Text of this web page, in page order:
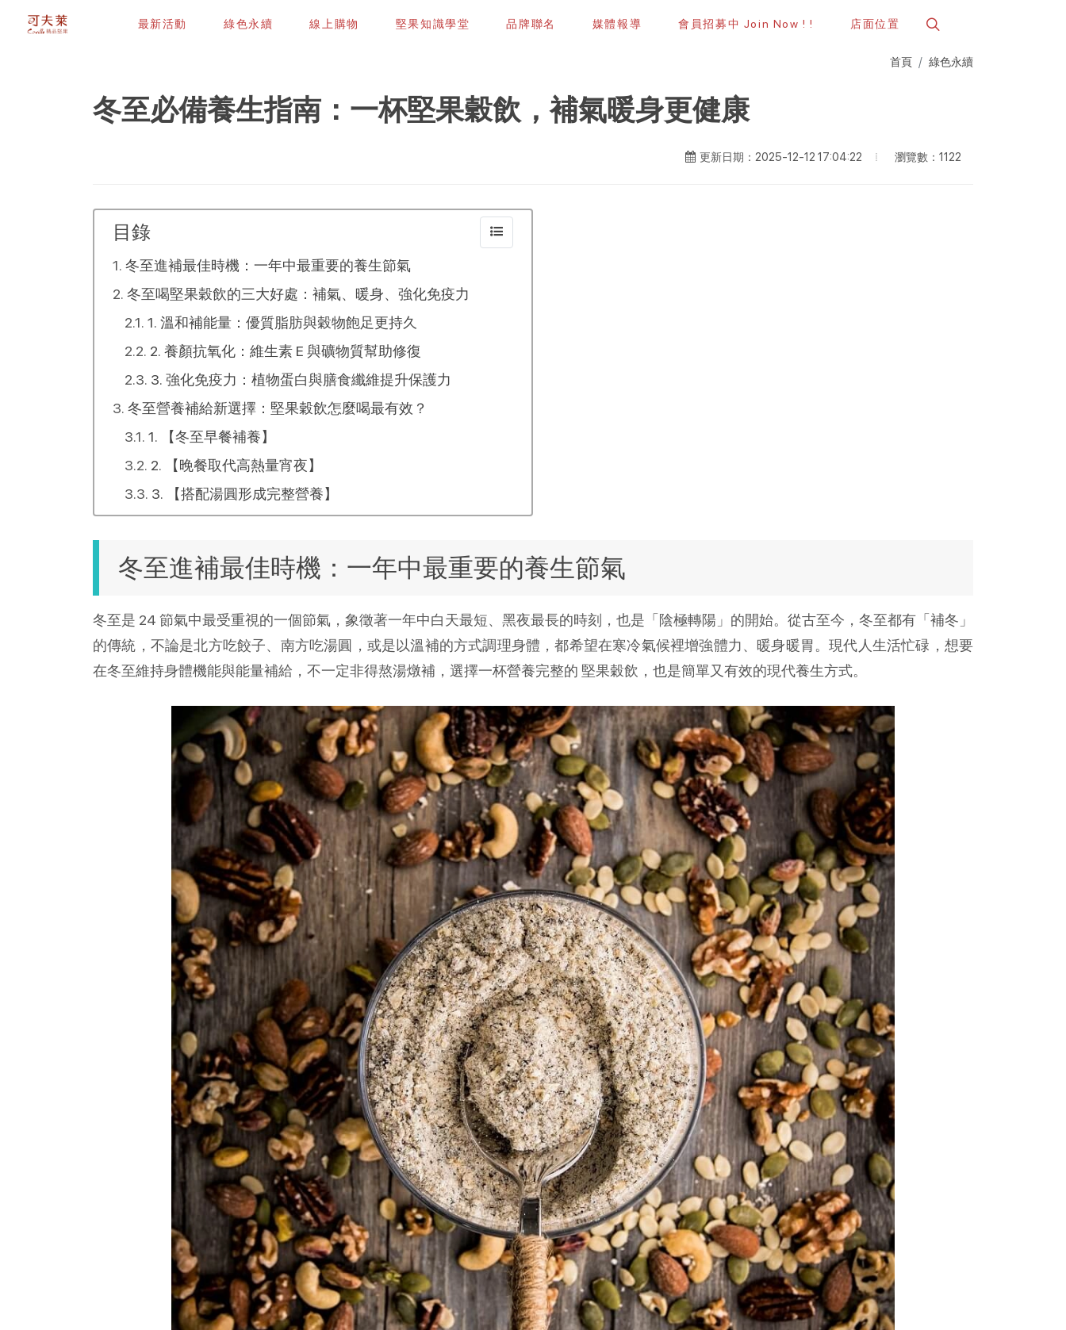
最新活動 綠色永續 線上購物 堅果知識學堂 品牌聯名 媒體報導 會員招募中 Join Now ! ! 店面位置
首頁 綠色永續
冬至必備養生指南：一杯堅果穀飲，補氣暖身更健康
更新日期：2025-12-12 17:04:22 瀏覽數：1122
目錄
冬至進補最佳時機：一年中最重要的養生節氣
冬至喝堅果穀飲的三大好處：補氣、暖身、強化免疫力
1. 溫和補能量：優質脂肪與穀物飽足更持久
2. 養顏抗氧化：維生素 E 與礦物質幫助修復
3. 強化免疫力：植物蛋白與膳食纖維提升保護力
冬至營養補給新選擇：堅果穀飲怎麼喝最有效？
1. 【冬至早餐補養】
2. 【晚餐取代高熱量宵夜】
3. 【搭配湯圓形成完整營養】
冬至進補最佳時機：一年中最重要的養生節氣
冬至是 24 節氣中最受重視的一個節氣，象徵著一年中白天最短、黑夜最長的時刻，也是「陰極轉陽」的開始。從古至今，冬至都有「補冬」
的傳統，不論是北方吃餃子、南方吃湯圓，或是以溫補的方式調理身體，都希望在寒冷氣候裡增強體力、暖身暖胃。現代人生活忙碌，想要
在冬至維持身體機能與能量補給，不一定非得熬湯燉補，選擇一杯營養完整的 堅果穀飲，也是簡單又有效的現代養生方式。